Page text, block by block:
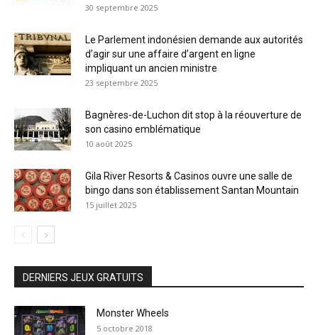
30 septembre 2025
Le Parlement indonésien demande aux autorités
d’agir sur une affaire d’argent en ligne
impliquant un ancien ministre
23 septembre 2025
Bagnères-de-Luchon dit stop à la réouverture de
son casino emblématique
10 août 2025
Gila River Resorts & Casinos ouvre une salle de
bingo dans son établissement Santan Mountain
15 juillet 2025
DERNIERS JEUX GRATUITS
Monster Wheels
5 octobre 2018